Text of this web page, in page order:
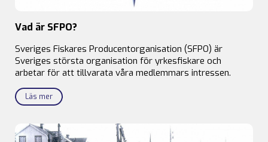
Vad är SFPO?
Sveriges Fiskares Producentorganisation (SFPO) är
Sveriges största organisation för yrkesfiskare och
arbetar för att tillvarata våra medlemmars intressen.
Läs mer